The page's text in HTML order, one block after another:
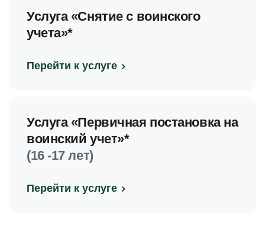
Услуга «Снятие с воинского
учета»*
Перейти к услуге
Услуга «Первичная постановка на
воинский учет»*
(16 -17 лет)
Перейти к услуге